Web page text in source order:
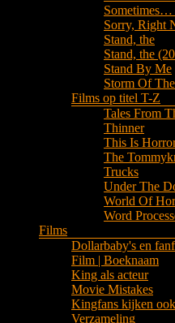
Sorry, Right
Stand, the
Stand, the
Stand By Me
Storm Of
Films op titel T-Z
Tales From
Thinner
This Is
The
Trucks
Under The
World Of
Word
Films
Dollarbaby's en
Film | Boeknaam
King als acteur
Movie Mistakes
Kingfans kijken
Verzameling